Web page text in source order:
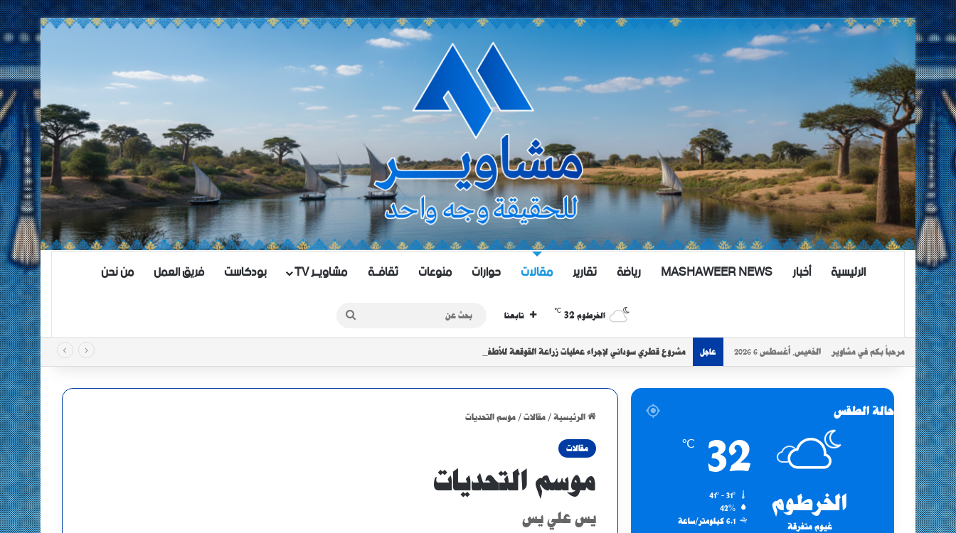
الرئيسية أخبار MASHAWEER NEWS رياضة تقارير مقالات حوارات منوعات ثقافــة مشاويــر TV بودكاست فريق العمل من نحن
الخرطوم 32
℃
تابعنا بحث
عن
مرحباً بكم في مشاوير الخميس, أغسطس 6 2026 عاجل مشروع قطري سوداني لإجراء عمليات زراعة القوقعة للأطفال في الخرطوم
الرئيسية / مقالات / موسم التحديات
مقالات
موسم التحديات
يس علي يس
حالة الطقس
الخرطوم
غيوم متفرقة
32
℃
42%
6.1 كيلومتر/ساعة